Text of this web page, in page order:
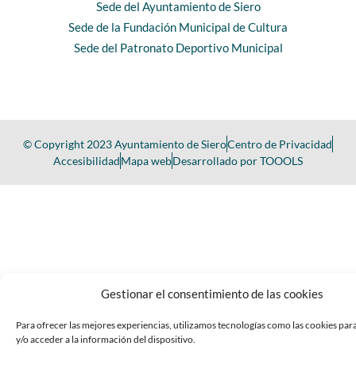
Gestionar el consentimiento de las cookies
Para ofrecer las mejores experiencias, utilizamos tecnologías como las cookies
y/o acceder a la información del dispositivo.
Sede del Ayuntamiento de Siero
Sede de la Fundación Municipal de Cultura
Sede del Patronato Deportivo Municipal
© Copyright 2023 Ayuntamiento de SieroCentro de Privacidad
AccesibilidadMapa webDesarrollado por TOOOLS